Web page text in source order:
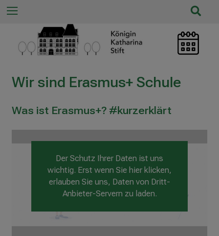
n
a
c
h
Wir sind Erasmus+ Schule
Was ist Erasmus+? #kurzerklärt
Der Schutz Ihrer Daten ist uns
wichtig. Erst wenn Sie hier klicken,
erlauben Sie uns, Daten von Dritt-
Anbieter-Servern zu laden.